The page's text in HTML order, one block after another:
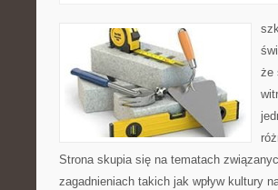
że
Strona skupia się na tematach
zagadnieniach takich jak wpływ kultury